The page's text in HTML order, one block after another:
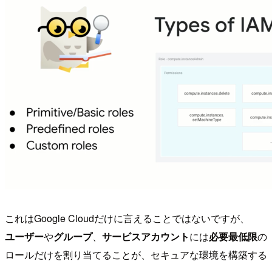
これはGoogle Cloudだけに言えることではないですが、
ユーザーやグループ、 サービスアカウントには必要最低限の
ロールだけを割り当てることが、セキュアな環境を構築する